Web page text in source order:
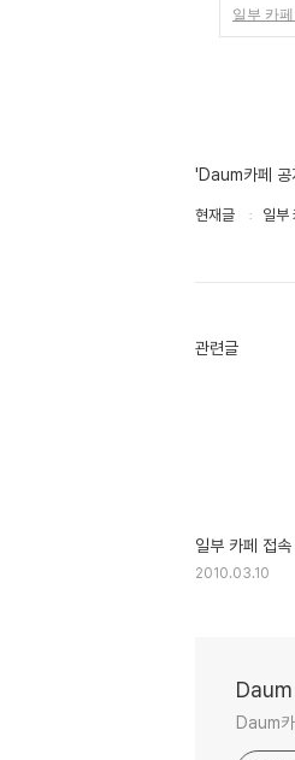
일부 카
'Daum카페 공
현재글 일부
관련글
일부 카페 접
2010.03.10
Daum
Daum